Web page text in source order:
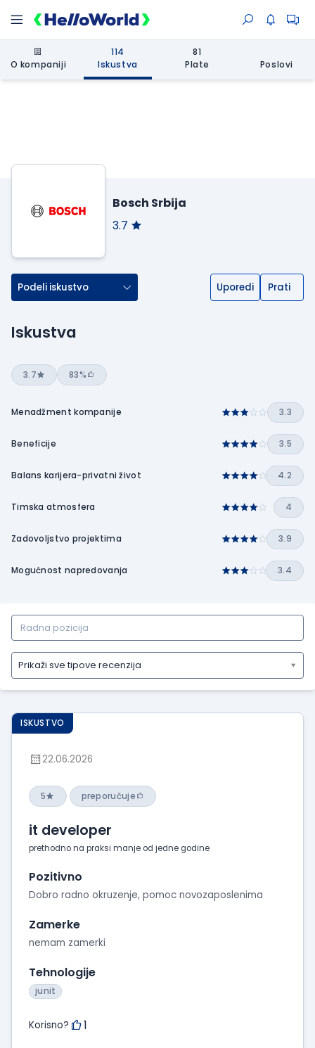
O kompaniji
114
Iskustva
81
Plate
Poslovi
Bosch Srbija
3.7
Podeli iskustvo Uporedi Prati
Iskustva
3.7 83%
Menadžment kompanije 3.3
Beneficije 3.5
Balans karijera-privatni život 4.2
Timska atmosfera 4
Zadovoljstvo projektima 3.9
Mogućnost napredovanja 3.4
Prikaži sve tipove recenzija
Prikaži
sve
tipove
recenzija
iskustva
radu
utiske
ISKUSTVO
22.06.2026
5 preporučuje
it developer
prethodno na praksi manje od jedne godine
Pozitivno
Dobro radno okruzenje, pomoc novozaposlenima
Zamerke
nemam zamerki
Tehnologije
junit
Korisno? 1